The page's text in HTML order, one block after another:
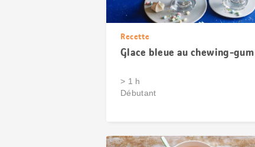
Recette
Glace bleue au chewing-gum
> 1 h
Débutant